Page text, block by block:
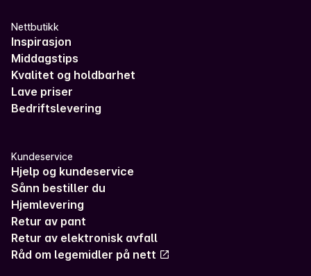
Nettbutikk
Inspirasjon
Middagstips
Kvalitet og holdbarhet
Lave priser
Bedriftslevering
Kundeservice
Hjelp og kundeservice
Sånn bestiller du
Hjemlevering
Retur av pant
Retur av elektronisk avfall
Råd om legemidler på nett